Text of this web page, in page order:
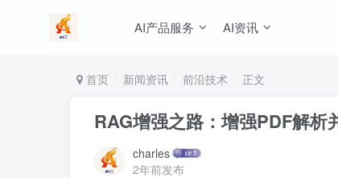
AI产品服务 AI资讯
首页 新闻资讯 前沿技术 正文
RAG增强之路：增强PDF解析
charles
2年前发布